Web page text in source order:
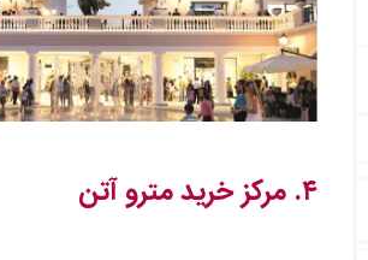
۴. مرکز خرید مترو آتن